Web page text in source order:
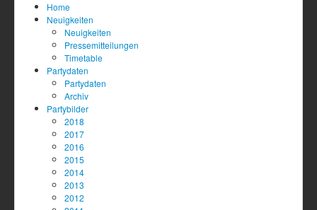
Home
Neuigkeiten
Neuigkeiten
Pressemitteilungen
Timetable
Partydaten
Partydaten
Archiv
Partybilder
2018
2017
2016
2015
2014
2013
2012